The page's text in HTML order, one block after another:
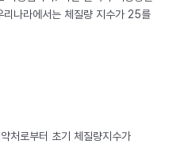
리나라에서는 체질량 지수가 25를
처로부터 초기 체질량지수가